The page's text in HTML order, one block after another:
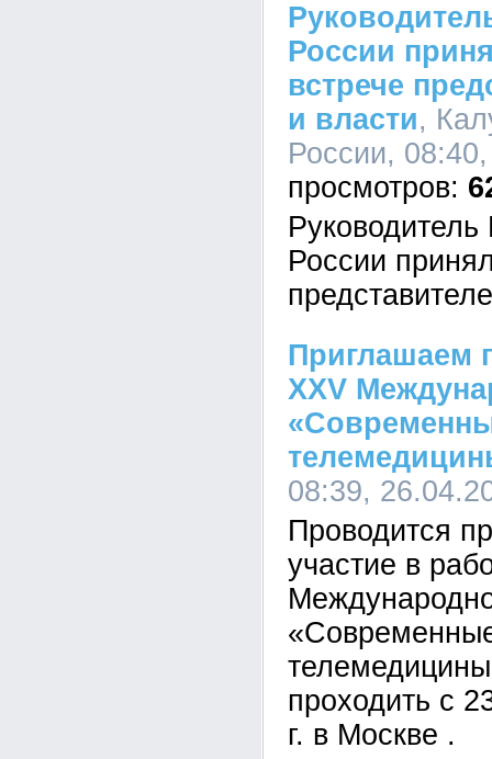
России
встрече
и власти,
России,
России
Приглашаем
XXV
08:39,
Проводится
участие в
проходить c
г. в Москве .